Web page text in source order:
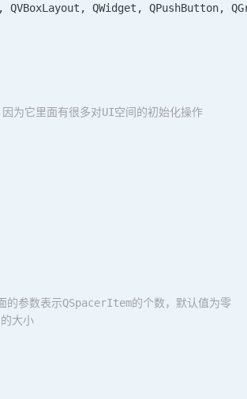
QWidget, QPushButton,
为它里面有很多对UI空间的初始化操作
的参数表示QSpacerItem的个数，默认值为零
大小